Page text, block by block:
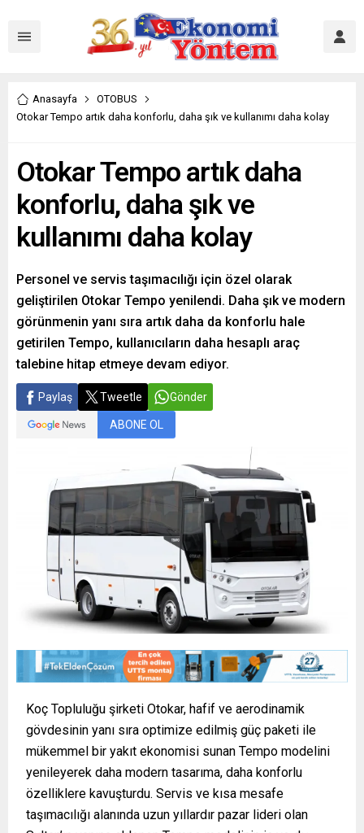
Anasayfa
OTOBUS
Otokar Tempo artık daha konforlu, daha şık ve kullanımı daha kolay
Otokar Tempo artık daha
konforlu, daha şık ve
kullanımı daha kolay
Personel ve servis taşımacılığı için özel olarak
geliştirilen Otokar Tempo yenilendi. Daha şık ve modern
görünmenin yanı sıra artık daha da konforlu hale
getirilen Tempo, kullanıcıların daha hesaplı araç
talebine hitap etmeye devam ediyor.
Paylaş Tweetle Gönder
ABONE OL
Koç Topluluğu şirketi Otokar, hafif ve aerodinamik
gövdesinin yanı sıra optimize edilmiş güç paketi ile
mükemmel bir yakıt ekonomisi sunan Tempo modelini
yenileyerek daha modern tasarıma, daha konforlu
özelliklere kavuşturdu. Servis ve kısa mesafe
taşımacılığı alanında uzun yıllardır pazar lideri olan